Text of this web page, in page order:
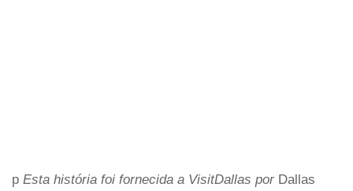
p Esta história foi fornecida a VisitDallas por Dallas